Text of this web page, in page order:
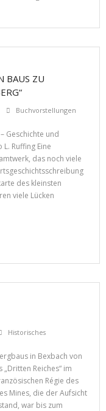
BAUS ZU
Buchvorstellungen
Geschichte und
Ruffing Eine
das noch viele
des kleinsten
viele Lücken
Historisches
in Bexbach von
Reiches“ im
Régie des
Mines, die der Aufsicht
war bis zum